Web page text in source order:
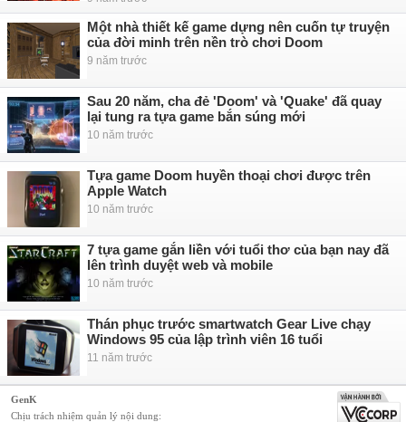
Một nhà thiết kế game dựng nên cuốn tự truyện
của đời minh trên nền trò chơi Doom
9 năm trước
Sau 20 năm, cha đẻ 'Doom' và 'Quake' đã quay
lại tung ra tựa game bắn súng mới
10 năm trước
Tựa game Doom huyền thoại chơi được trên
Apple Watch
10 năm trước
7 tựa game gắn liền với tuổi thơ của bạn nay đã
lên trình duyệt web và mobile
10 năm trước
Thán phục trước smartwatch Gear Live chạy
Windows 95 của lập trình viên 16 tuổi
11 năm trước
GenK
Chịu trách nhiệm quản lý nội dung: